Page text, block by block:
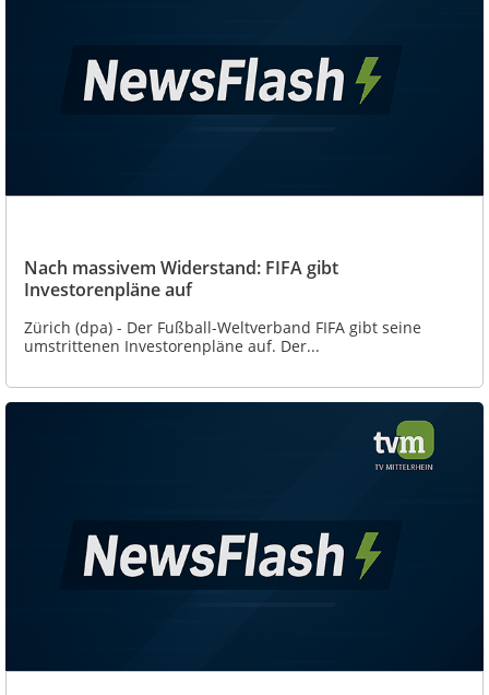
Nach massivem Widerstand: FIFA gibt
Investorenpläne auf
Zürich (dpa) - Der Fußball-Weltverband FIFA gibt seine
umstrittenen Investorenpläne auf. Der...